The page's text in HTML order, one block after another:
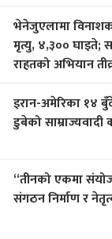
भेनेजुएलामा
मृत्यु, ४,३०० घाइते;
राहतको अभियान
इरान-अमेरिका १४
डुबेको
“तीनको एकमा
संगठन निर्माण र